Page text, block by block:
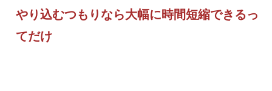
やり込むつもりなら大幅に時間短縮できるっ
てだけ